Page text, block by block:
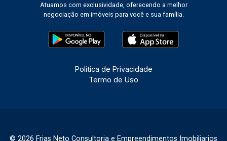
Atuamos com exclusividade, oferecendo a melhor
negociação em imóveis para você e sua família.
Política de Privacidade
Termo de Uso
© 2026 Frias Neto Consultoria e Empreendimentos Imobiliarios